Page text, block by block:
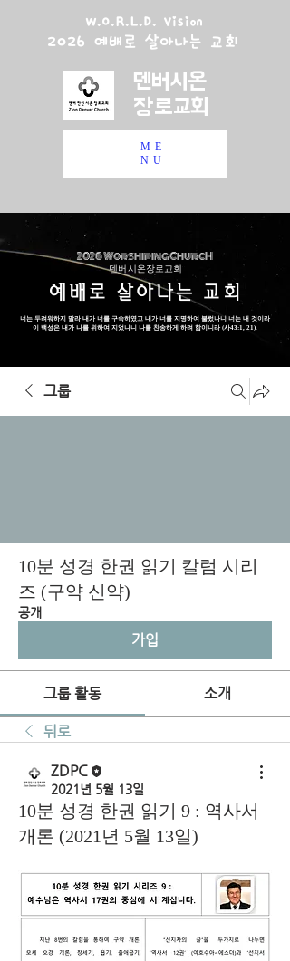
W.O.R.L.D. Vision
2026 예배로 살아나는 교회
덴버시온
장로교회
ME
NU
2026 Worshiping ChurcH
덴버 시온장로교회
예배로 살아나는 교회
너는 두려워하지 말라 내가 너를 구속하였고 내가 너를 지명하여 불렀나니 너는 내 것이라
이 백성은 내가 나를 위하여 지었나니 나를 찬송하게 하려 함이니라 (사43:1, 21).
그룹
10분 성경 한권 읽기 칼럼 시리
즈 (구약 신약)
공개
가입
그룹 활동 소개
뒤로
ZDPC
2021년 5월 13일
10분 성경 한권 읽기 9 : 역사서
개론 (2021년 5월 13일)